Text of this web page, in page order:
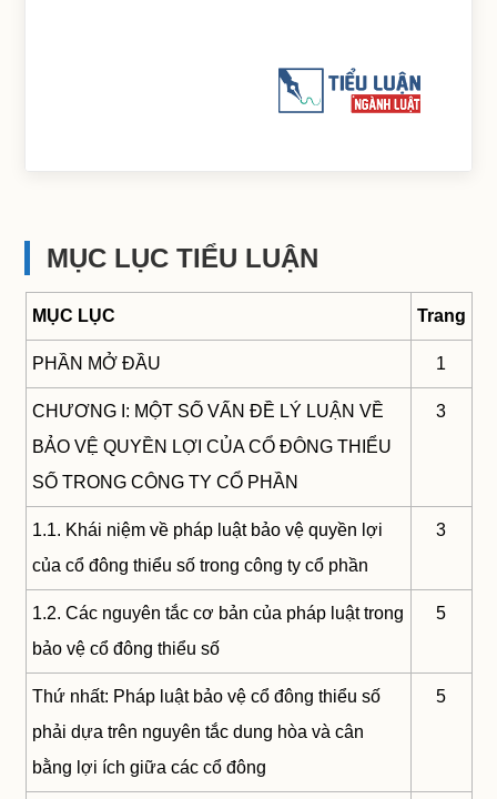
MỤC LỤC TIỂU LUẬN
MỤC LỤC Trang
PHẦN MỞ ĐẦU 1
CHƯƠNG I: MỘT SỐ VẤN ĐỀ LÝ LUẬN VỀ
BẢO VỆ QUYỀN LỢI CỦA CỔ ĐÔNG THIỂU
SỐ TRONG CÔNG TY CỔ PHẦN
3
1.1. Khái niệm về pháp luật bảo vệ quyền lợi
của cổ đông thiểu số trong công ty cổ phần
3
1.2. Các nguyên tắc cơ bản của pháp luật trong
bảo vệ cổ đông thiểu số
5
Thứ nhất: Pháp luật bảo vệ cổ đông thiểu số
phải dựa trên nguyên tắc dung hòa và cân
bằng lợi ích giữa các cổ đông
5